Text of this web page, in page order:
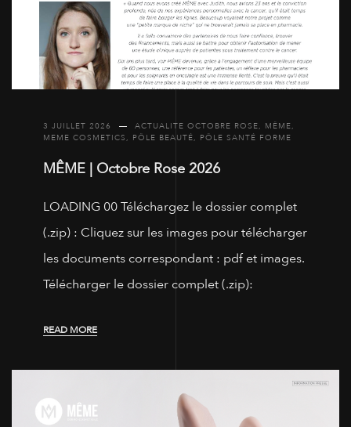
3 JUILLET 2026 ACTUALITE OCTOBRE ROSE, MÊME,
MEME COSMETICS, PÔLE BEAUTÉ, PÔLE SANTÉ FORME
MÊME | Octobre Rose 2026
LOADING 00 Téléchargez le dossier complet
(.zip) : Cliquez sur les images pour télécharger
les documents correspondant : pdf et images.
Télécharger le dossier complet (.zip):
READ MORE